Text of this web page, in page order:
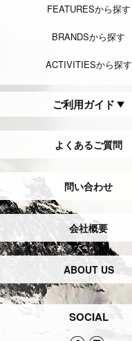
FEATURESから探す
BRANDSから探す
ACTIVITIESから探す
ご利用ガイド
よくあるご質問
問い合わせ
会社概要
ABOUT US
SOCIAL